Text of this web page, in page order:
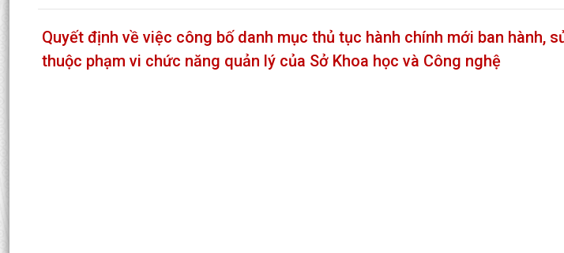
Quyết định về việc công bố danh mục thủ tục hành chính mới ban hành,
thuộc phạm vi chức năng quản lý của Sở Khoa học và Công nghệ